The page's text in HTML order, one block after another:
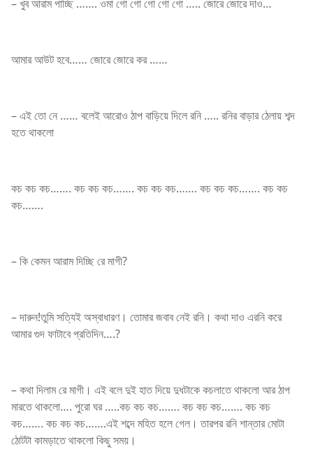
– খুব আরাম পাচ্ছি ……. ওমা গো গো গো গো গো ….. জোরে জোরে দাও…
আমার আউট হবে…… জোরে জোরে কর ……
– এই তো নে …… বলেই আরোও ঠাপ বাড়িয়ে দিলে রনি ….. রনির বাড়ার ঠেলায় শব্দ
হতে থাকলো
কচ কচ কচ……. কচ কচ কচ……. কচ কচ কচ……. কচ কচ কচ……. কচ কচ
কচ…….
– কি কেমন আরাম দিচ্ছি রে মাগী?
– দারুন!তুমি সত্যিই অস্বাধারণ। তোমার জবাব নেই রনি। কথা দাও এরনি করে
আমার গুদ ফাটাবে প্রতিদিন….?
– কথা দিলাম রে মাগী। এই বলে দুই হাত দিয়ে দুধটাকে কচলাতে থাকলো আর ঠাপ
মারতে থাকলো…. পুরো ঘর …..কচ কচ কচ……. কচ কচ কচ……. কচ কচ
কচ……. কচ কচ কচ…….এই শব্দে মহিত হলে গেল। তারপর রনি শান্তার মোটা
ঠোটটা কামড়াতে থাকলো কিছু সময়।